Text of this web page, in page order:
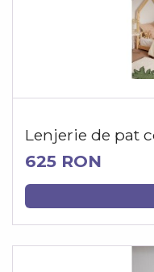
Lenjerie de pat
625 RON